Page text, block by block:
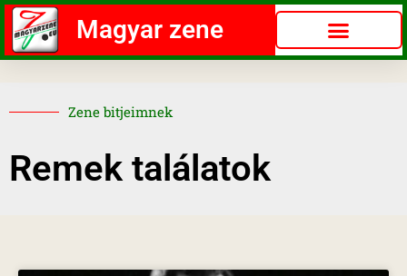
Magyar zene
Zene bitjeimnek
Remek találatok